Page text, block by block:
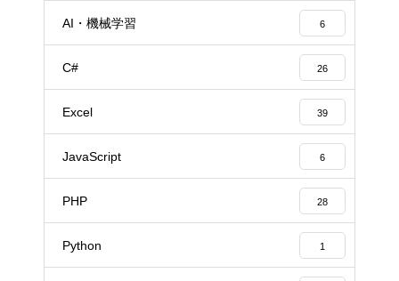
AI・機械学習 6
C# 26
Excel 39
JavaScript 6
PHP 28
Python 1